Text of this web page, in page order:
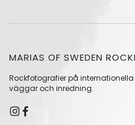
MARIAS OF SWEDEN
Rockfotografier på
väggar och inredning.